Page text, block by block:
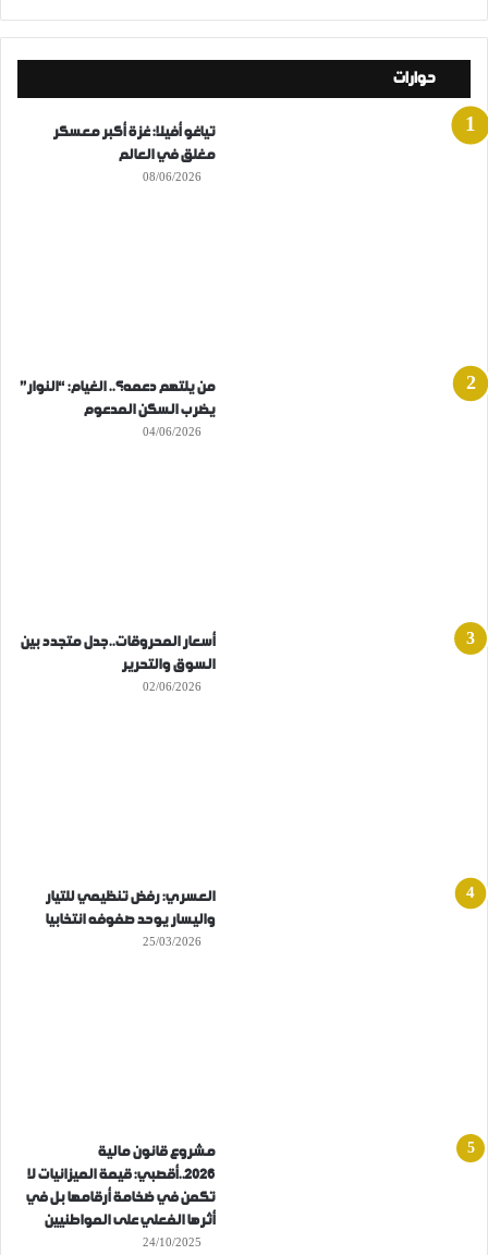
حوارات
تياغو أفيلا: غزة أكبر معسكر
مغلق في العالم
08/06/2026
من يلتهم دعمه؟.. الغيام: “النوار”
يضرب السكن المدعوم
04/06/2026
أسعار المحروقات..جدل متجدد بين
السوق والتحرير
02/06/2026
العسري: رفض تنظيمي للتيار
واليسار يوحد صفوفه انتخابيا
25/03/2026
مشروع قانون مالية
2026..أقصبي: قيمة الميزانيات لا
تكمن في ضخامة أرقامها بل في
أثرها الفعلي على المواطنيين
24/10/2025